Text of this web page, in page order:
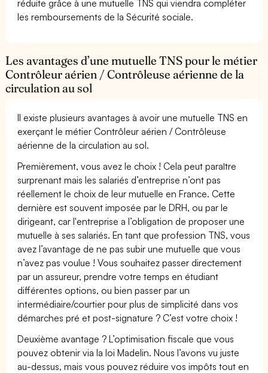
réduite grâce à une mutuelle TNS qui viendra compléter
les remboursements de la Sécurité sociale.
Les avantages d’une mutuelle TNS pour le métier
Contrôleur aérien / Contrôleuse aérienne de la
circulation au sol
Il existe plusieurs avantages à avoir une mutuelle TNS en
exerçant le métier Contrôleur aérien / Contrôleuse
aérienne de la circulation au sol.
Premièrement, vous avez le choix ! Cela peut paraître
surprenant mais les salariés d’entreprise n’ont pas
réellement le choix de leur mutuelle en France. Cette
dernière est souvent imposée par le DRH, ou par le
dirigeant, car l'entreprise a l’obligation de proposer une
mutuelle à ses salariés. En tant que profession TNS, vous
avez l’avantage de ne pas subir une mutuelle que vous
n’avez pas voulue ! Vous souhaitez passer directement
par un assureur, prendre votre temps en étudiant
différentes options, ou bien passer par un
intermédiaire/courtier pour plus de simplicité dans vos
démarches pré et post-signature ? C’est votre choix !
Deuxième avantage ? L’optimisation fiscale que vous
pouvez obtenir via la loi Madelin. Nous l’avons vu juste
au-dessus, mais vous pouvez réduire vos impôts tout en